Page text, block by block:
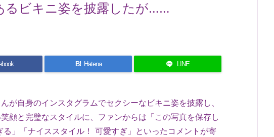
るビキニ姿を披露したが……
B! Hatena LINE
が自身のインスタグラムでセクシーなビキニ姿を披露し、
顔と完璧なスタイルに、ファンからは「この写真を保存し
」「ナイススタイル！ ️可愛すぎ」といったコメントが寄